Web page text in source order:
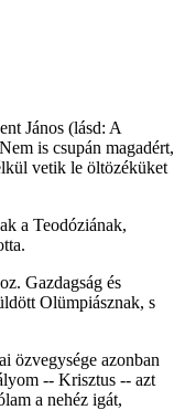
János (lásd: A
is csupán magadért,
vetik le öltözéküket
a Teodóziának,
Gazdagság és
Olümpiásznak, s
özvegysége azonban
-- Krisztus -- azt
a nehéz igát,